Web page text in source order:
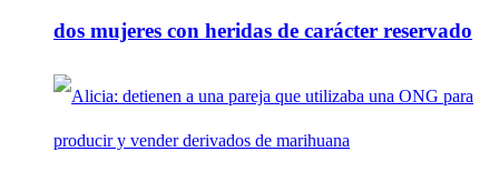
dos mujeres con heridas de carácter reservado